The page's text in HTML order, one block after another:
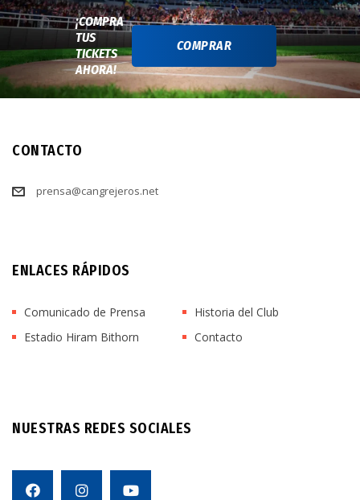
COMPRAR
¡COMPRA
TUS
TICKETS
AHORA!
CONTACTO
prensa@cangrejeros.net
ENLACES RÁPIDOS
Comunicado de Prensa
Historia del Club
Estadio Hiram Bithorn
Contacto
NUESTRAS REDES SOCIALES